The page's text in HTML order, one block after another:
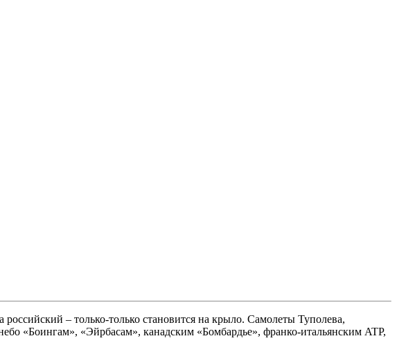
– только-только становится на крыло. Самолеты Туполева,
«Боингам», «Эйрбасам», канадским «Бомбардье», франко-итальянским ATР,